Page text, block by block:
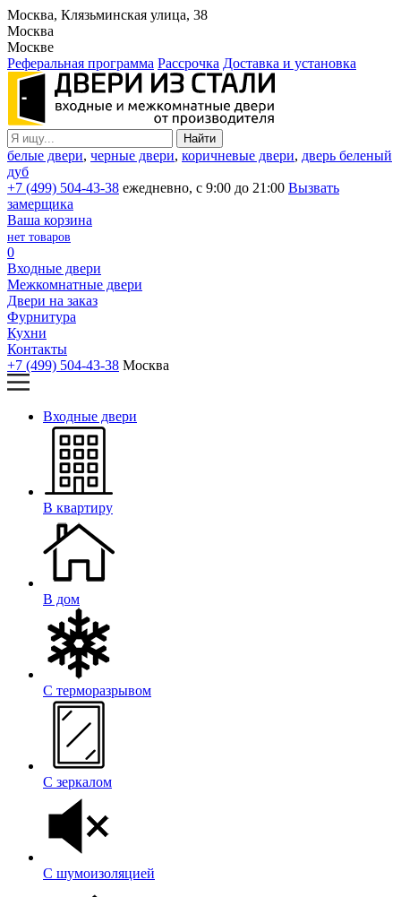
Москва, Клязьминская улица, 38
Москва
Москве
Реферальная программа Рассрочка Доставка и установка
белые двери, черные двери, коричневые двери, дверь беленый
дуб
+7 (499) 504-43-38 ежедневно, с 9:00 до 21:00 Вызвать
замерщика
Ваша корзина
нет товаров
0
Входные двери
Межкомнатные двери
Двери на заказ
Фурнитура
Кухни
Контакты
+7 (499) 504-43-38 Москва
Входные двери
В квартиру
В дом
С терморазрывом
С зеркалом
С шумоизоляцией